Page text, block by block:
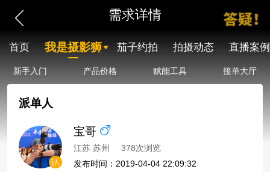
需求详情
首页 我是摄影狮 茄子约拍 拍摄动态 直播案例
新手入门 产品价格 赋能工具 接单大厅
派单人
宝哥
江苏 苏州
378次浏览
发布时间：2019-04-04 22:09:32